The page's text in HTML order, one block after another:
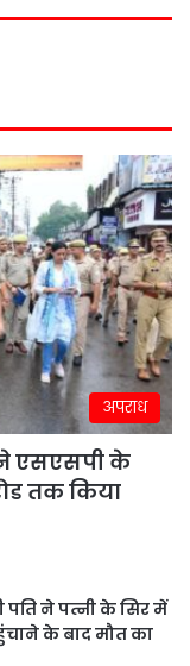
अपराध
ने एसएसपी के
तक किया
ने पत्नी के सिर में
के बाद मौत का